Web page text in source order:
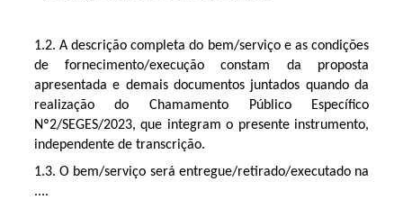
1.2. A descrição completa do bem/serviço e as condições
de fornecimento/execução constam da proposta
apresentada e demais documentos juntados quando da
realização do Chamamento Público Específico
Nº2/SEGES/2023, que integram o presente instrumento,
independente de transcrição.
1.3. O bem/serviço será entregue/retirado/executado na
....